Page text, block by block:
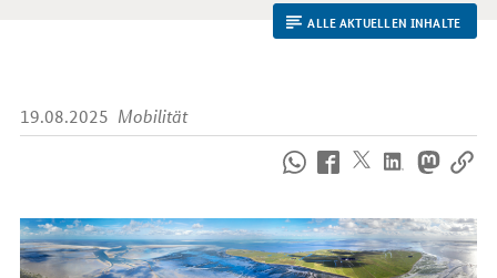
ALLE AKTUELLEN INHALTE
19.08.2025 Mobilität
uns
im
Internet